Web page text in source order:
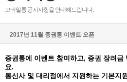
모바일통 공지사항을 안내해드립니다.
2017년 11월 증권통 이벤트 오픈
증권통에 이벤트 참여하고, 증권 장려금
요.
통신사 및 대리점에서 지원하는 기본지